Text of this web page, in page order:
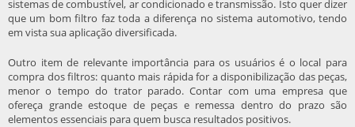
sistemas de combustível, ar condicionado e transmissão. Isto quer dizer
que um bom filtro faz toda a diferença no sistema automotivo, tendo
em vista sua aplicação diversificada.
Outro item de relevante importância para os usuários é o local para
compra dos filtros: quanto mais rápida for a disponibilização das peças,
menor o tempo do trator parado. Contar com uma empresa que
ofereça grande estoque de peças e remessa dentro do prazo são
elementos essenciais para quem busca resultados positivos.